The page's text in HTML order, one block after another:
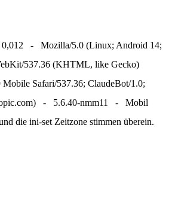
- Mozilla/5.0 (Linux; Android 14;
537.36 (KHTML, like Gecko)
Mobile Safari/537.36; ClaudeBot/1.0;
- 5.6.40-nmm11 - Mobil
die ini-set Zeitzone stimmen überein.